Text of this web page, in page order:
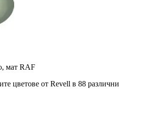
мат RAF
цветове от Revell в 88 различни